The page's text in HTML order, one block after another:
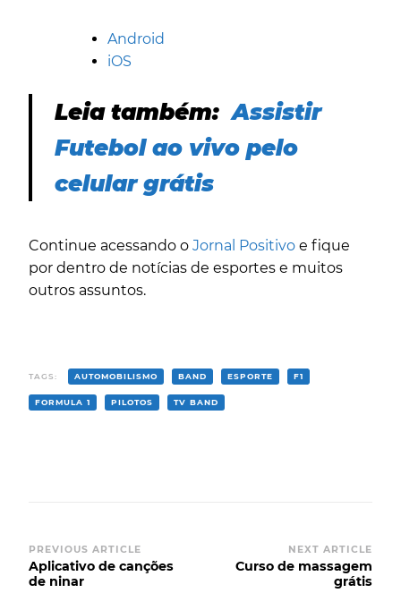
Android
iOS
Leia também:Assistir
Futebol ao vivo pelo
celular grátis
Continue acessando o Jornal Positivo e fique
por dentro de notícias de esportes e muitos
outros assuntos.
TAGS: AUTOMOBILISMO BAND ESPORTE F1
FORMULA 1 PILOTOS TV BAND
Post
Navigation
PREVIOUS ARTICLE
Aplicativo de canções
de ninar
NEXT ARTICLE
Curso de massagem
grátis